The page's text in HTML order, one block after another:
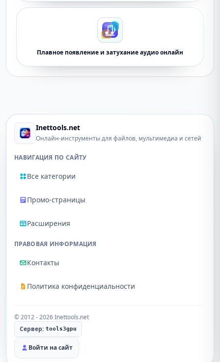
Плавное появление и затухание аудио онлайн
Inettools.net
Онлайн-инструменты для файлов, мультимедиа и сетей
НАВИГАЦИЯ ПО САЙТУ
Все категории
Промо-страницы
Расширения
ПРАВОВАЯ ИНФОРМАЦИЯ
Контакты
Политика конфиденциальности
© 2012 - 2026 Inettools.net
Сервер: tools3gpu
Войти на сайт